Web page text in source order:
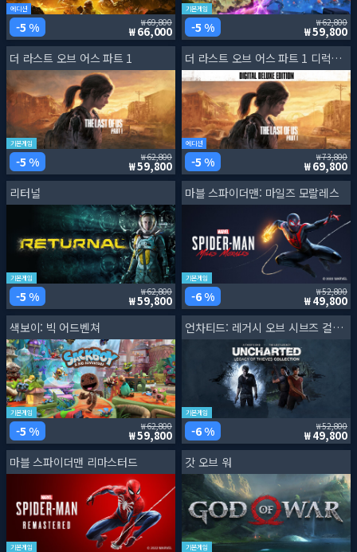
에디션
5 % 69,800
66,000
기본게임
5 % 62,800
59,800
더 라스트 오브 어스 파트 1
기본게임
5 % 62,800
59,800
더 라스트 오브 어스 파트 1 디럭스 에디션
에디션
5 % 73,800
69,800
리터널
기본게임
5 % 62,800
59,800
마블 스파이더맨: 마일즈 모랄레스
기본게임
6 % 52,800
49,800
색보이: 빅 어드벤쳐
기본게임
5 % 62,800
59,800
언차티드: 레거시 오브 시브즈 컬렉션
기본게임
6 % 52,800
49,800
마블 스파이더맨 리마스터드
기본게임
갓 오브 워
기본게임